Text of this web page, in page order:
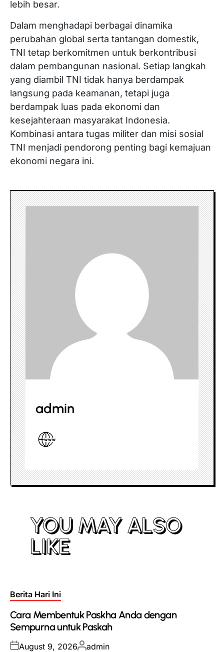
lebih besar.
Dalam menghadapi berbagai dinamika
perubahan global serta tantangan domestik,
TNI tetap berkomitmen untuk berkontribusi
dalam pembangunan nasional. Setiap langkah
yang diambil TNI tidak hanya berdampak
langsung pada keamanan, tetapi juga
berdampak luas pada ekonomi dan
kesejahteraan masyarakat Indonesia.
Kombinasi antara tugas militer dan misi sosial
TNI menjadi pendorong penting bagi kemajuan
ekonomi negara ini.
admin
YOU MAY ALSO
LIKE
Posted
Berita Hari Ini
Cara Membentuk Paskha Anda dengan
Sempurna untuk Paskah
Posted
August 9, 2026Posted
admin